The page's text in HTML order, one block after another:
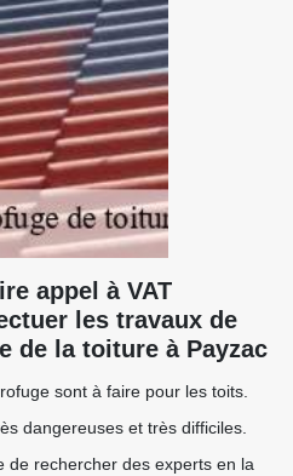
appel à VAT
les travaux de
de la toiture à Payzac
sont à faire pour les toits.
dangereuses et très difficiles.
de rechercher des experts en la